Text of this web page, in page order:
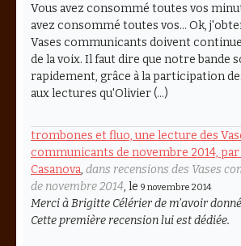
Vous avez consommé toutes vos
avez consommé toutes vos... Ok,
Vases communicants doivent
de la voix. Il faut dire que notre bande
rapidement, grâce à la participation
aux lectures qu'Olivier (…)
trombones et fluo, une lecture des
communicants de novembre 2014, par
Casanova, dans recensions des Vases
de novembre 2014, le 9 novembre 2014
Merci à Brigitte Célérier de m’avoir
Cette première recension lui est dédiée.